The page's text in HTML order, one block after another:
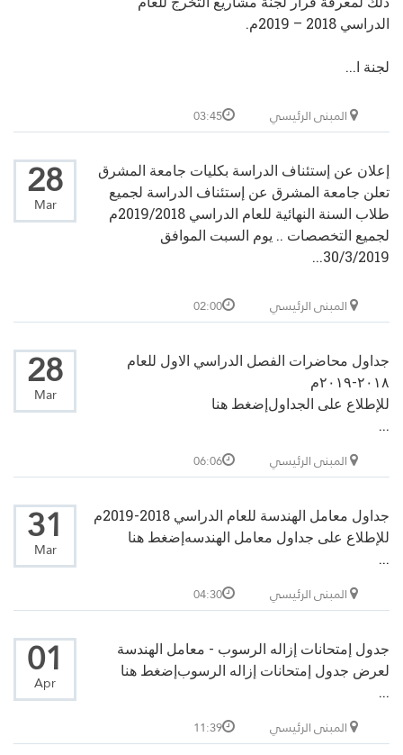
الدراسي 2018 – 2019م.
لجنة ا...
المبنى الرئيسي 03:45
28
Mar
إعلان عن إستئناف الدراسة بكليات جامعة المشرق
تعلن جامعة المشرق عن إستئناف الدراسة لجميع
طلاب السنة النهائية للعام الدراسي 2019/2018م
لجميع التخصصات .. يوم السبت الموافق
30/3/2019...
المبنى الرئيسي 02:00
28
Mar
جداول محاضرات الفصل الدراسي الاول للعام
٢٠١٨-٢٠١٩م
للإطلاع على الجداولإضغط هنا
...
المبنى الرئيسي 06:06
31
Mar
جداول معامل الهندسة للعام الدراسي 2018-2019م
للإطلاع على جداول معامل الهندسهإضغط هنا
...
المبنى الرئيسي 04:30
01
Apr
جدول إمتحانات إزاله الرسوب - معامل الهندسة
لعرض جدول إمتحانات إزاله الرسوبإضغط هنا
...
المبنى الرئيسي 11:39